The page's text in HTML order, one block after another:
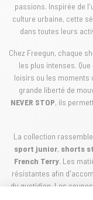
passions. Inspirée de
culture urbaine, cette
dans toutes leurs
Chez Freegun, chaque
les plus intenses.
loisirs ou les moments
grande liberté de
NEVER STOP, ils
La collection
sport junior, shorts
French Terry. Les
résistantes afin
du quotidien. Les